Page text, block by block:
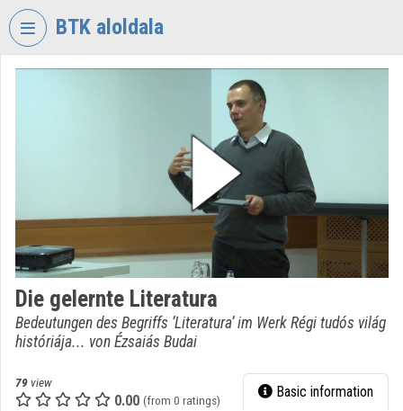
Skip header
BTK aloldala
Organization home
Organization discovery
Organization playlists
Die gelernte Literatura
Bedeutungen des Begriffs ’Literatura’ im Werk Régi tudós világ
históriája... von Ézsaiás Budai
79 view
0.00 (from 0 ratings) Basic information